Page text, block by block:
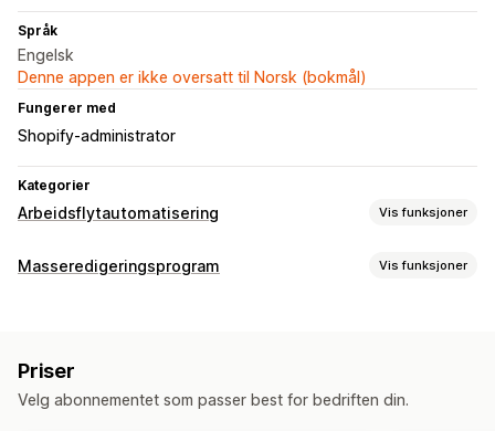
Språk
Engelsk
Denne appen er ikke oversatt til Norsk (bokmål)
Fungerer med
Shopify-administrator
Kategorier
Arbeidsflytautomatisering Vis funksjoner
Automasjonsoppgaver
Bestillingsbehandling
Masseredigeringsprogram Vis funksjoner
Priser
Velg abonnementet som passer best for bedriften din.